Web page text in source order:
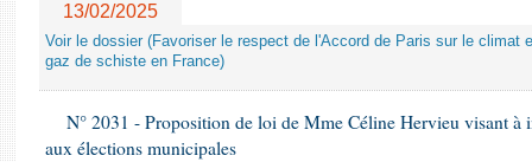
13/02/2025
Voir le dossier (Favoriser le respect de l'Accord de Paris sur le climat
gaz de schiste en France)
N° 2031 - Proposition de loi de Mme Céline Hervieu visant à
aux élections municipales